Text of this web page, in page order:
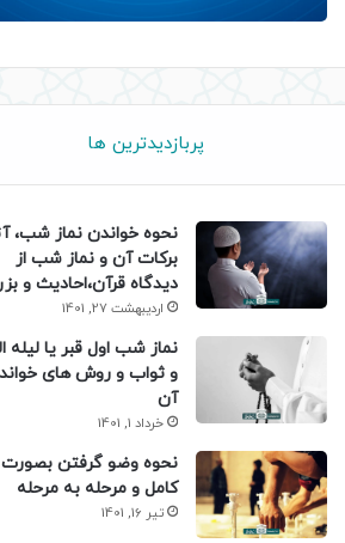
پربازدیدترین ها
نحوه خواندن نماز شب،
برکات آن و نماز شب از
دیدگاه قرآن،احادیث و
اردیبهشت 27, 1401
نماز شب اول قبر یا لیله
و ثواب و روش های
آن
خرداد 1, 1401
نحوه وضو گرفتن بصورت
کامل و مرحله به مرحله
تیر 16, 1401